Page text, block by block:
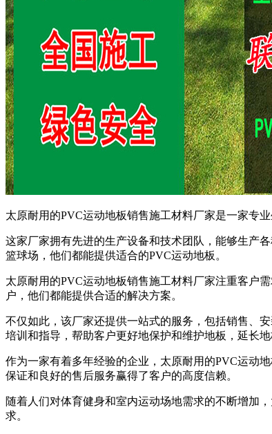
太原耐用的PVC运动地板销售施工材料厂家是一家专
这家厂家拥有先进的生产设备和技术团队，能够生产
篮球场，他们都能提供适合的PVC运动地板。
太原耐用的PVC运动地板销售施工材料厂家注重客户
户，他们都能提供合适的解决方案。
不仅如此，该厂家还提供一站式的服务，包括销售、
培训和指导，帮助客户更好地保护和维护地板，延长地
作为一家有着多年经验的企业，太原耐用的PVC运动
保证和良好的售后服务赢得了客户的高度信赖。
随着人们对体育健身和室内运动场地需求的不断增加
求。